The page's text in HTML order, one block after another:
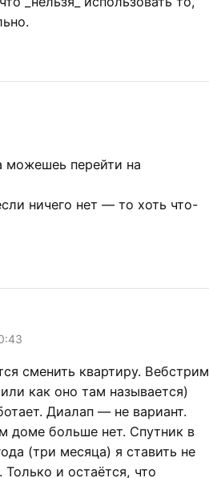
можешеь перейти на
ничего нет — то хоть что-
сменить квартиру. Вебстрим
как оно там называется)
Диалап — не вариант.
доме больше нет. Спутник в
(три месяца) я ставить не
Только и остаётся, что